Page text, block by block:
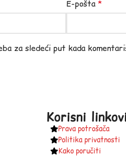
E-pošta *
za sledeći put kada
Korisni
Prava potrošača
Politika privatnosti
Kako poručiti